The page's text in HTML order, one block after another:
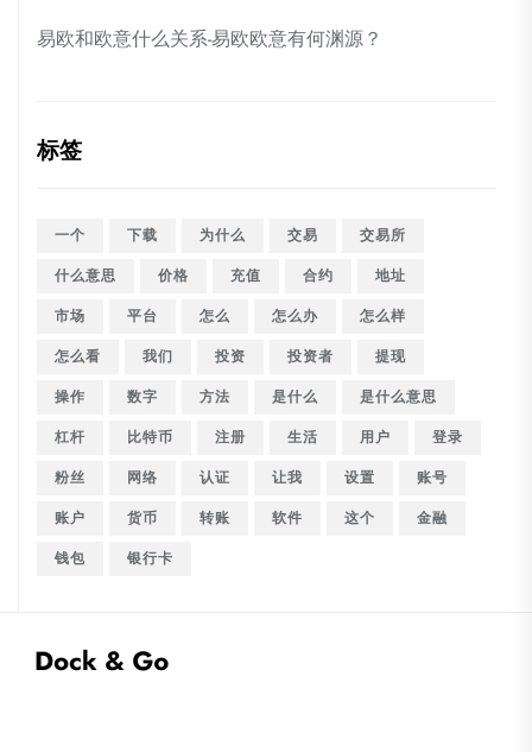
易欧和欧意什么关系-易欧欧意有何渊源？
标签
一个 下载 为什么 交易
交易所
什么意思
价格 充值 合约
地址
市场
平台 怎么 怎么办
怎么样
怎么看
我们 投资 投资者
提现
操作
数字 方法 是什么
是什么意思
杠杆
比特币 注册 生活 用户
登录
粉丝
网络 认证 让我 设置
账号
账户
货币 转账 软件 这个
金融
钱包
银行卡